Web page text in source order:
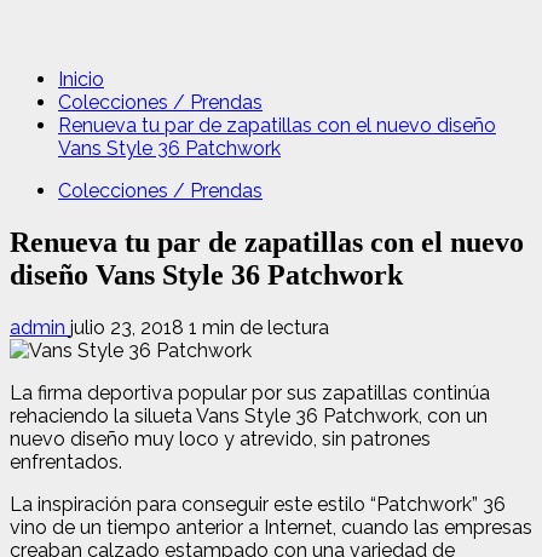
Inicio
Colecciones / Prendas
Renueva tu par de zapatillas con el nuevo diseño
Vans Style 36 Patchwork
Colecciones / Prendas
Renueva tu par de zapatillas con el nuevo
diseño Vans Style 36 Patchwork
admin julio 23, 2018 1 min de lectura
La firma deportiva popular por sus zapatillas continúa
rehaciendo la silueta Vans Style 36 Patchwork, con un
nuevo diseño ​​muy loco y atrevido, sin patrones
enfrentados.
La inspiración para conseguir este estilo “Patchwork” 36
vino de un tiempo anterior a Internet, cuando las empresas
creaban calzado estampado con una variedad de